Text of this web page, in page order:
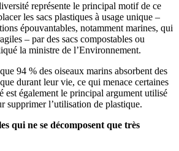
représente le principal motif de ce
les sacs plastiques à usage unique –
épouvantables, notamment marines, qui
– par des sacs compostables ou
la ministre de l’Environnement.
que 94 % des oiseaux marins absorbent des
durant leurvie, ce qui menace certaines
est également le principal argument utilisé
supprimer l’utilisation de plastique.
qui ne se décomposent que très